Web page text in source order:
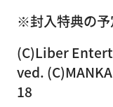
※封入特典の予
(C)Liber
ved.
18